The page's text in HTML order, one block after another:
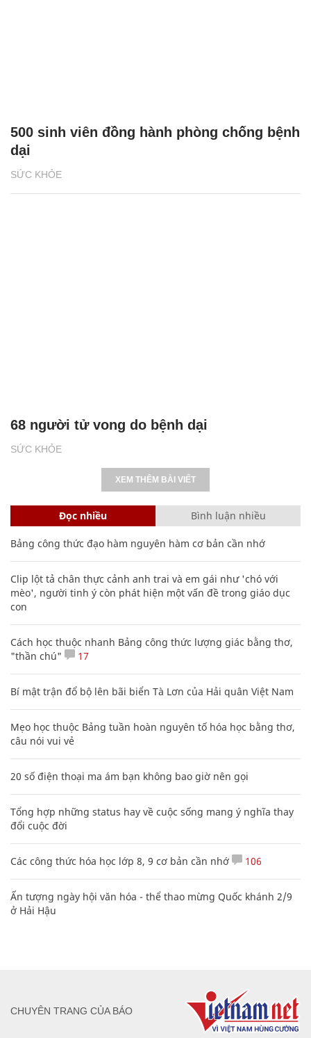
SỨC KHỎE
500 sinh viên đồng hành phòng chống bệnh
dại
SỨC KHỎE
68 người tử vong do bệnh dại
XEM THÊM BÀI VIẾT
Đọc nhiều Bình luận nhiều
Bảng công thức đạo hàm nguyên hàm cơ bản cần nhớ
Clip lột tả chân thực cảnh anh trai và em gái như 'chó với
mèo', người tinh ý còn phát hiện một vấn đề trong giáo dục
con
Cách học thuộc nhanh Bảng công thức lượng giác bằng thơ,
"thần chú"
17
Bí mật trận đổ bộ lên bãi biển Tà Lơn của Hải quân Việt Nam
Mẹo học thuộc Bảng tuần hoàn nguyên tố hóa học bằng thơ,
câu nói vui vẻ
20 số điện thoại ma ám bạn không bao giờ nên gọi
Tổng hợp những status hay về cuộc sống mang ý nghĩa thay
đổi cuộc đời
Các công thức hóa học lớp 8, 9 cơ bản cần nhớ 106
Ấn tượng ngày hội văn hóa - thể thao mừng Quốc khánh 2/9
ở Hải Hậu
CHUYÊN TRANG CỦA BÁO